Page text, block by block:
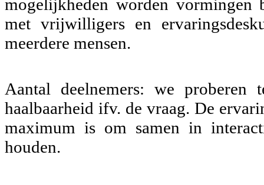
mogelijkheden worden vormingen
met vrijwilligers en
meerdere mensen.
Aantal deelnemers: we proberen
haalbaarheid ifv. de vraag. De
maximum is om samen in
houden.